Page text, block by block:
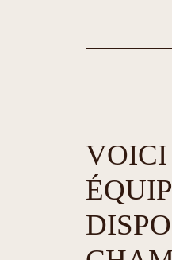
VOICI